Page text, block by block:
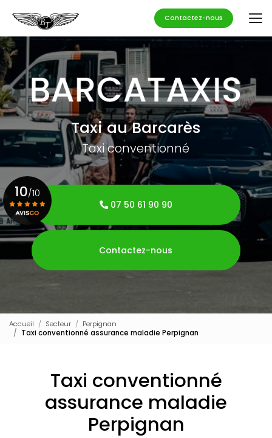
contenu
principal
Contactez-nous
Taxi au Barcarès
Taxi conventionné
07 50 61 90 90
Contactez-nous
10/10
Voir le certificat
Accueil Secteur
Perpignan
Taxi conventionné assurance maladie Perpignan
Taxi conventionné
assurance maladie
Perpignan